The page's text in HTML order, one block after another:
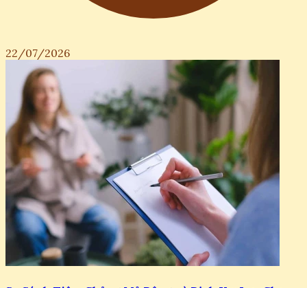
22/07/2026